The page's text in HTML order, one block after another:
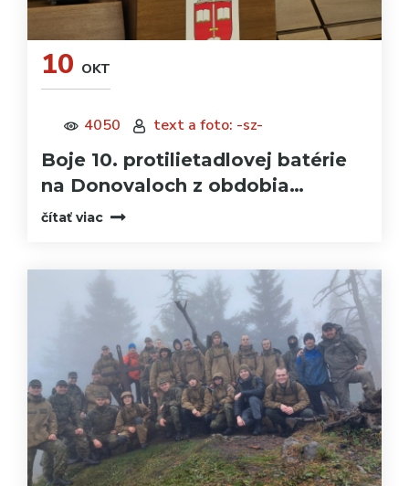
10 OKT
4050 text a foto: -sz-
Boje 10. protilietadlovej batérie
na Donovaloch z obdobia…
čítať viac